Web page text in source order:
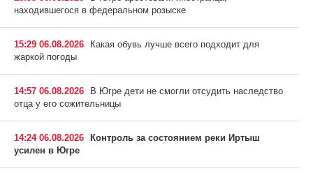
находившегося в федеральном розыске
15:29 06.08.2026
Какая обувь лучше всего подходит для
жаркой погоды
14:57 06.08.2026
В Югре дети не смогли отсудить наследство
отца у его сожительницы
14:24 06.08.2026 Контроль за состоянием реки Иртыш
усилен в Югре